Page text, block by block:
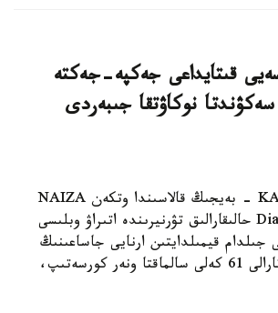
قىتايداعى جەكپە-جەكتە
استانا. KAZINFORM - بەيجىڭ قالاسىندا وتكەن NAIZA
Diamond Fight Night حالىقارالىق تۋرنيرىندە اتىراۋ وبلىسى
جىلدام قيمىلدايتىن ارنايى جاساعىنىڭ
ينسپەكتورى ەلدار وتارالى 61 كەلى سالماقتا ونەر كورسەتىپ،